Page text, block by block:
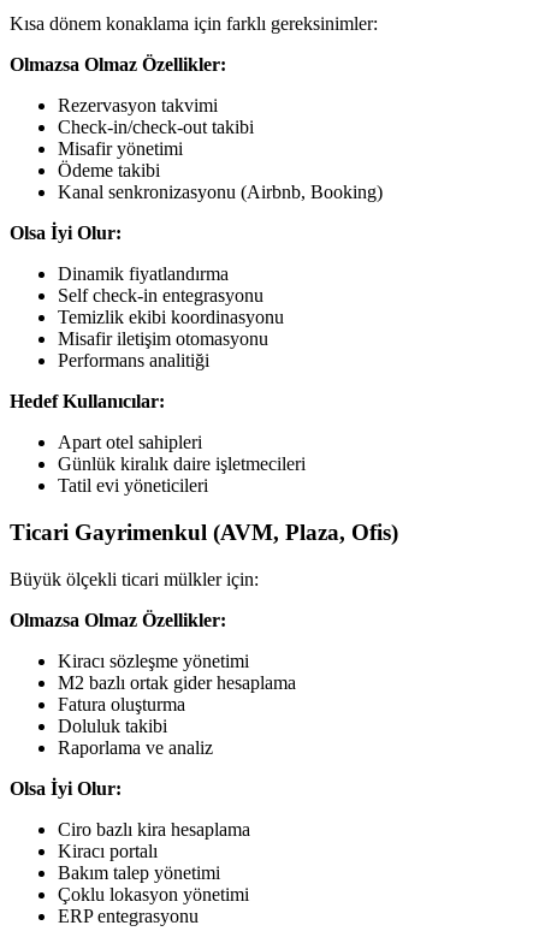
Kısa dönem konaklama için farklı gereksinimler:
Olmazsa Olmaz Özellikler:
Rezervasyon takvimi
Check-in/check-out takibi
Misafir yönetimi
Ödeme takibi
Kanal senkronizasyonu (Airbnb, Booking)
Olsa İyi Olur:
Dinamik fiyatlandırma
Self check-in entegrasyonu
Temizlik ekibi koordinasyonu
Misafir iletişim otomasyonu
Performans analitiği
Hedef Kullanıcılar:
Apart otel sahipleri
Günlük kiralık daire işletmecileri
Tatil evi yöneticileri
Ticari Gayrimenkul (AVM, Plaza, Ofis)
Büyük ölçekli ticari mülkler için:
Olmazsa Olmaz Özellikler:
Kiracı sözleşme yönetimi
M2 bazlı ortak gider hesaplama
Fatura oluşturma
Doluluk takibi
Raporlama ve analiz
Olsa İyi Olur:
Ciro bazlı kira hesaplama
Kiracı portalı
Bakım talep yönetimi
Çoklu lokasyon yönetimi
ERP entegrasyonu